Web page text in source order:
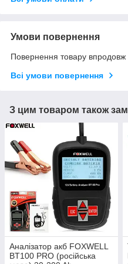
Умови повернення
Повернення товару впродовж
Всі умови повернення
З цим товаром також
Аналізатор акб FOXWELL
BT100 PRO (російська